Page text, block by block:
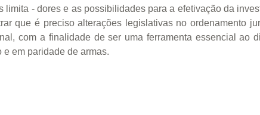
- dores e as possibilidades para a efetivação da
que é preciso alterações legislativas no ordenamento
com a finalidade de ser uma ferramenta essencial ao
em paridade de armas.